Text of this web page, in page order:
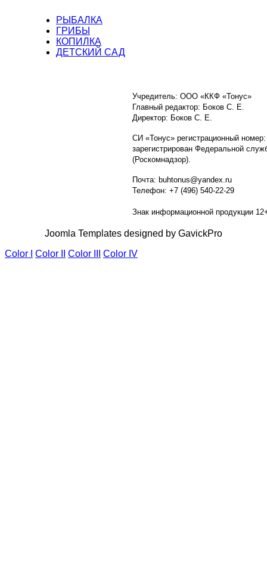
РЫБАЛКА
ГРИБЫ
КОПИЛКА
ДЕТСКИЙ САД
Учредитель: ООО «ККФ «Тонус»
Главный редактор: Боков С. Е.
Директор: Боков С. Е.
СИ «Тонус» регистрационный
зарегистрирован Федеральной
(Роскомнадзор).
Почта: buhtonus@yandex.ru
Телефон: +7 (496) 540-22-29
Знак информационной продукции
Joomla Templates designed by GavickPro
Color I
Color II Color III Color IV